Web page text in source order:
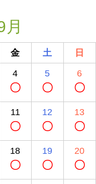
金 土 日
4
〇
5
〇
6
〇
11
〇
12
〇
13
〇
18
〇
19
〇
20
〇